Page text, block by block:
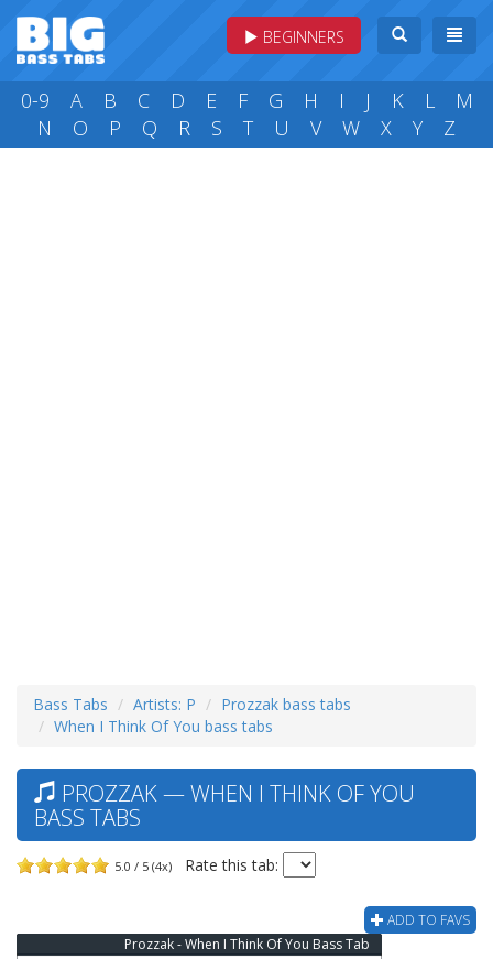
BEGINNERS
0-9 A B C D E F G H I J K L
M
N
O P Q R S T U V W X Y Z
Bass Tabs Artists: P
Prozzak bass tabs
When I Think Of You bass tabs
PROZZAK — WHEN I THINK OF YOU
BASS TABS
5.0 / 5 (4x) Rate this tab:
ADD TO FAVS
Prozzak - When I Think Of You Bass Tab